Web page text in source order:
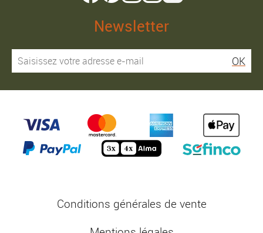
Newsletter
OK
Conditions générales de vente